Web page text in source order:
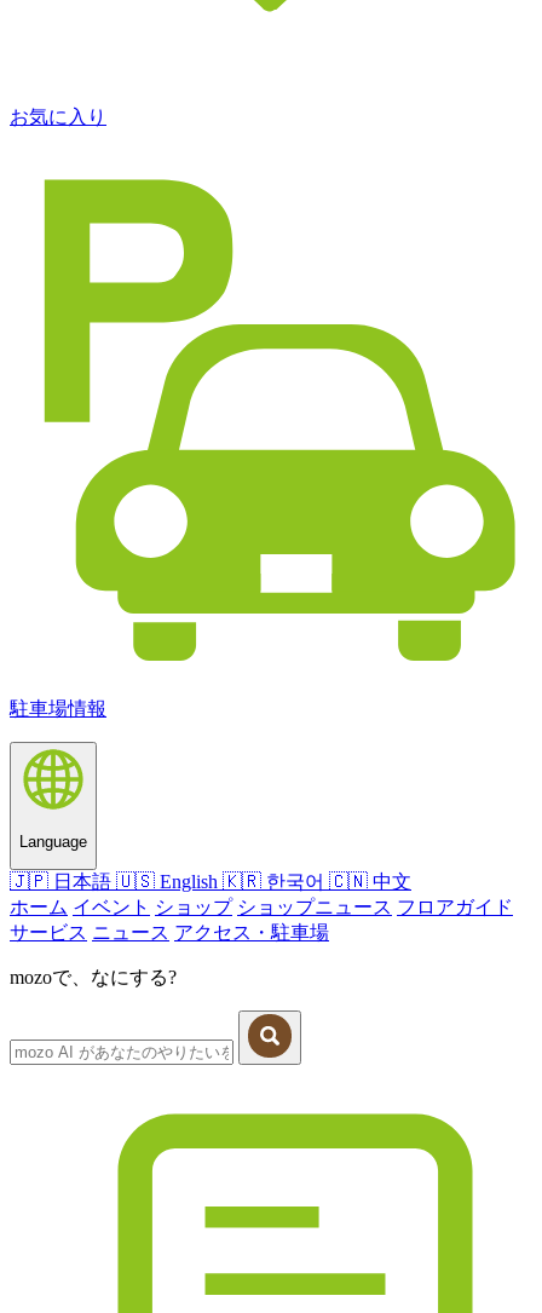
お気に入り
駐車場情報
Language
🇯🇵 日本語 🇺🇸 English 🇰🇷 한국어 🇨🇳 中文
ホーム イベント ショップ ショップニュース フロアガイド
サービス ニュース アクセス・駐車場
mozoで、なにする?